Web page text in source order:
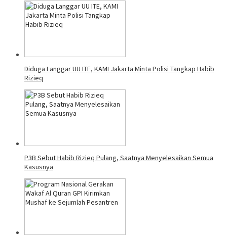
Diduga Langgar UU ITE, KAMI Jakarta Minta Polisi Tangkap Habib
Rizieq
P3B Sebut Habib Rizieq Pulang, Saatnya Menyelesaikan Semua
Kasusnya